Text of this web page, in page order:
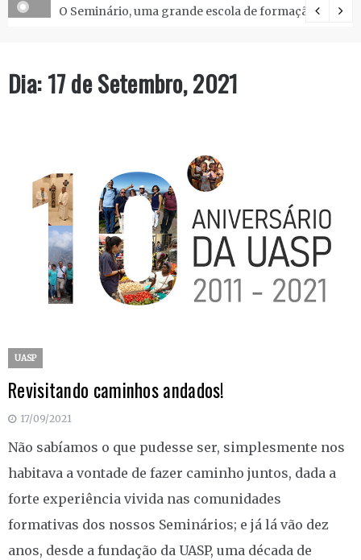
O Seminário, uma grande escola de formação.
Dia:17 de Setembro, 2021
UASP
Revisitando caminhos andados!
17/09/2021
Não sabíamos o que pudesse ser, simplesmente nos
habitava a vontade de fazer caminho juntos, dada a
forte experiência vivida nas comunidades
formativas dos nossos Seminários; e já lá vão dez
anos, desde a fundação da UASP, uma década de